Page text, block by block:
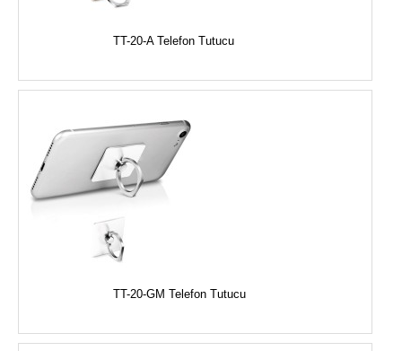
TT-20-A Telefon Tutucu
TT-20-GM Telefon Tutucu